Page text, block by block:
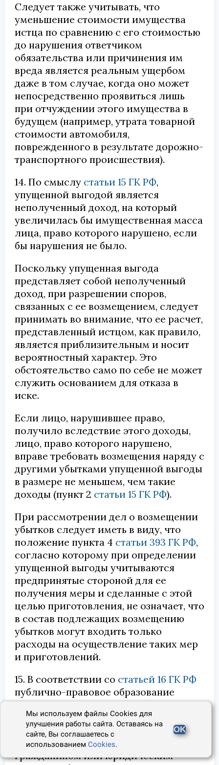
Следует также учитывать, что
уменьшение стоимости имущества
истца по сравнению с его стоимостью
до нарушения ответчиком
обязательства или причинения им
вреда является реальным ущербом
даже в том случае, когда оно может
непосредственно проявиться лишь
при отчуждении этого имущества в
будущем (например, утрата товарной
стоимости автомобиля,
поврежденного в результате дорожно-
транспортного происшествия).
14. По смыслу статьи 15 ГК РФ,
упущенной выгодой является
неполученный доход, на который
увеличилась бы имущественная масса
лица, право которого нарушено, если
бы нарушения не было.
Поскольку упущенная выгода
представляет собой неполученный
доход, при разрешении споров,
связанных с ее возмещением, следует
принимать во внимание, что ее расчет,
представленный истцом, как правило,
является приблизительным и носит
вероятностный характер. Это
обстоятельство само по себе не может
служить основанием для отказа в
иске.
Если лицо, нарушившее право,
получило вследствие этого доходы,
лицо, право которого нарушено,
вправе требовать возмещения наряду с
другими убытками упущенной выгоды
в размере не меньшем, чем такие
доходы (пункт 2 статьи 15 ГК РФ).
При рассмотрении дел о возмещении
убытков следует иметь в виду, что
положение пункта 4 статьи 393 ГК РФ,
согласно которому при определении
упущенной выгоды учитываются
предпринятые стороной для ее
получения меры и сделанные с этой
целью приготовления, не означает, что
в состав подлежащих возмещению
убытков могут входить только
расходы на осуществление таких мер
и приготовлений.
15. В соответствии со статьей 16 ГК РФ
публично-правовое образование
(Российская Федерация, субъект
Российской Федерации или
муниципальное образование) является
ответчиком в случае предъявления
гражданином или юридическим
Мы используем файлы Cookies для
улучшения работы сайта. Оставаясь на
сайте, Вы соглашаетесь с
использованиемCookies.
OK